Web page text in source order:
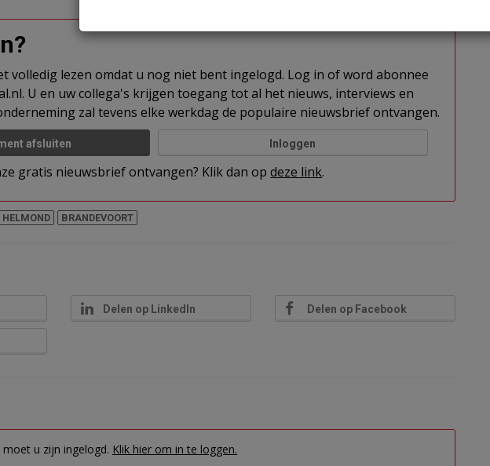
volledig lezen omdat u nog niet bent ingelogd. Log in of word abonnee
U en uw collega's krijgen toegang tot al het nieuws, interviews en
zal tevens elke werkdag de populaire nieuwsbrief ontvangen.
afsluiten Inloggen
gratis nieuwsbrief ontvangen? Klik dan op deze link.
HELMOND BRANDEVOORT
Delen op LinkedIn Delen op Facebook
u zijn ingelogd. Klik hier om in te loggen.